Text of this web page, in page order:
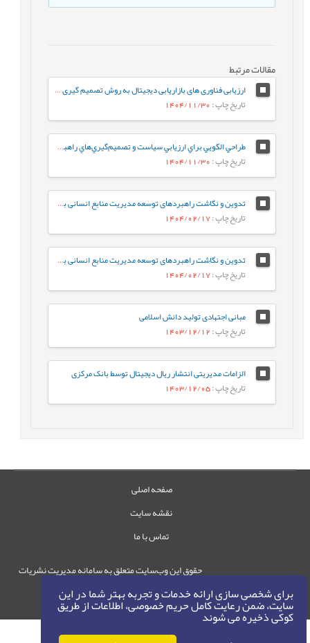
برای شخصی سازی ارائه خدمات و تجربه بهتر شما در این
سایت، ضمن رعایت کامل حریم خصوصی، اطلاعات از طریق
کوکی ذخیره می شوند
مقالات مرتبط
ارزیابی فناوری های بازاریابی دیجیتال به روش تصمیم گیری چند معیاره فازی (مورد مطالعه شرکت گوشتی کاله)
تاریخ چاپ: 1404/11/30
طراحي الگويي براي ارزيابي سياست و تصميم‌گيري‌هاي راهبردي در دانشگاه‌هاي ايران
تاریخ چاپ: 1404/11/30
تدوین و نگاشت راهبردهای توسعه مدیریت منابع انسانی بر اساس فناوری هوش مصنوعی در سازمان امور مالیاتی کشور
تاریخ چاپ: 1404/02/17
تدوین و نگاشت راهبردهای توسعه مدیریت منابع انسانی بر اساس فناوری هوش مصنوعی در سازمان امور مالیاتی کشور
تاریخ چاپ: 1404/02/17
مبانی اجتهادی تولید دانش اسلامی
تاریخ چاپ: 1403/12/12
الزامات مدیریتی انتشار ریال دیجیتال توسط بانک مرکزی
تاریخ چاپ: 1403/12/05
صفحه اصلی
نقشه سایت
تماس با ما
حقوق این وب‌سایت متعلق به سامانه مدیریت نشریات
رایمگ است.
حق نشر ©
1405-1396